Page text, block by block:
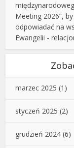
Meeting 2026”,
odpowiadać na
Ewangelii -
marzec 2025 (1)
styczeń 2025 (2)
grudzień 2024 (6)